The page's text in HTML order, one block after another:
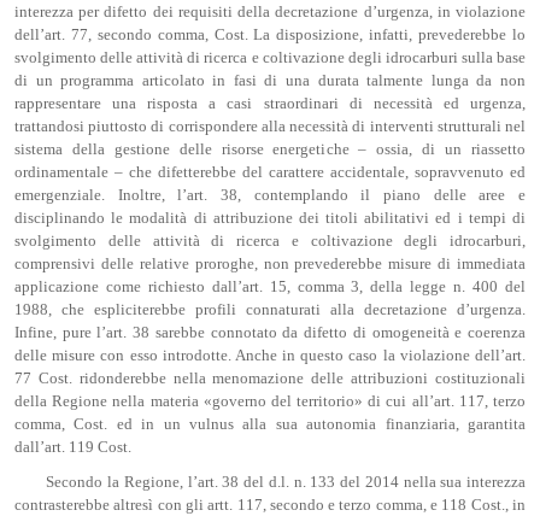
interezza per difetto dei requisiti della decretazione d’urgenza, in violazione
dell’art. 77, secondo comma, Cost. La disposizione, infatti, prevederebbe lo
svolgimento delle attività di ricerca e coltivazione degli idrocarburi sulla base
di un programma articolato in fasi di una durata talmente lunga da non
rappresentare una risposta a casi straordinari di necessità ed urgenza,
trattandosi piuttosto di corrispondere alla necessità di interventi strutturali nel
sistema della gestione delle risorse energetiche – ossia, di un riassetto
ordinamentale – che difetterebbe del carattere accidentale, sopravvenuto ed
emergenziale. Inoltre, l’art. 38, contemplando il piano delle aree e
disciplinando le modalità di attribuzione dei titoli abilitativi ed i tempi di
svolgimento delle attività di ricerca e coltivazione degli idrocarburi,
comprensivi delle relative proroghe, non prevederebbe misure di immediata
applicazione come richiesto dall’art. 15, comma 3, della legge n. 400 del
1988, che espliciterebbe profili connaturati alla decretazione d’urgenza.
Infine, pure l’art. 38 sarebbe connotato da difetto di omogeneità e coerenza
delle misure con esso introdotte. Anche in questo caso la violazione dell’art.
77 Cost. ridonderebbe nella menomazione delle attribuzioni costituzionali
della Regione nella materia «governo del territorio» di cui all’art. 117, terzo
comma, Cost. ed in un vulnus alla sua autonomia finanziaria, garantita
dall’art. 119 Cost.
Secondo la Regione, l’art. 38 del d.l. n. 133 del 2014 nella sua interezza
contrasterebbe altresì con gli artt. 117, secondo e terzo comma, e 118 Cost., in